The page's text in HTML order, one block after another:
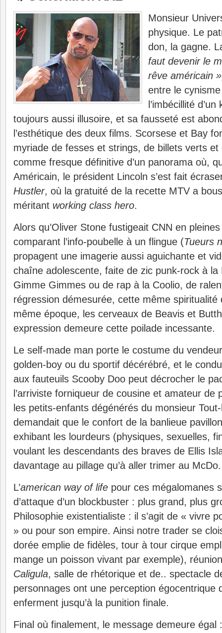
Monsieur
physique. Le
don, la gagne.
faut devenir le
rêve américain »
entre le
l’imbécillité
toujours aussi illusoire, et sa fausseté est
l’esthétique des deux films. Scorsese et Bay
myriade de fesses et strings, de billets verts
comme fresque définitive d’un panorama où,
Américain, le président Lincoln s’est fait
Hustler, où la gratuité de la recette MTV a
méritant working class hero.
Alors qu’Oliver Stone fustigeait CNN en
comparant l’info-poubelle à un flingue (Tueurs
propagent une imagerie aussi aguichante et
chaîne adolescente, faite de zic punk-rock à la
Gimme Gimmes ou de rap à la Coolio, de
régression démesurée, cette même spiritualité
même époque, les cerveaux de Beavis et
expression demeure cette poilade incessante.
Le self-made man porte le costume du
golden-boy ou du sportif décérébré, et le
aux fauteuils Scooby Doo peut décrocher le
l’arriviste forniqueur de cousine et amateur de
les petits-enfants dégénérés du monsieur
demandait que le confort de la banlieue
exhibant les lourdeurs (physiques, sexuelles,
voulant les descendants des braves de Ellis
davantage au pillage qu’à aller trimer au McDo.
L’american way of life pour ces mégalomanes
d’attaque d’un blockbuster : plus grand, plus
Philosophie existentialiste : il s’agit de « vivre
» ou pour son empire. Ainsi notre trader se
dorée emplie de fidèles, tour à tour cirque
mange un poisson vivant par exemple),
Caligula, salle de rhétorique et de.. spectacle
personnages ont une perception égocentrique
enferment jusqu’à la punition finale.
Final où finalement, le message demeure